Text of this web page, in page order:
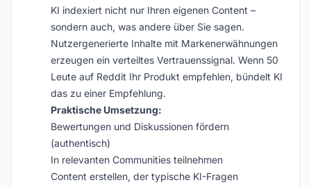
KI indexiert nicht nur Ihren eigenen Content –
sondern auch, was andere über Sie sagen.
Nutzer­generierte Inhalte mit Markenerwähnungen
erzeugen ein verteiltes Vertrauenssignal. Wenn 50
Leute auf Reddit Ihr Produkt empfehlen, bündelt KI
das zu einer Empfehlung.
Praktische Umsetzung:
Bewertungen und Diskussionen fördern
(authentisch)
In relevanten Communities teilnehmen
Content erstellen, der typische KI-Fragen